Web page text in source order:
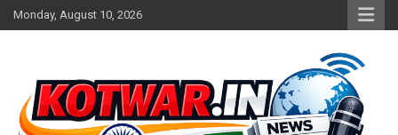
Skip
to
Monday, August 10, 2026